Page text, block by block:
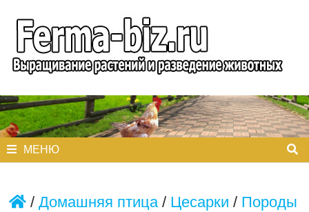
содержимому
МЕНЮ
/ Домашняя птица/ Цесарки / Породы